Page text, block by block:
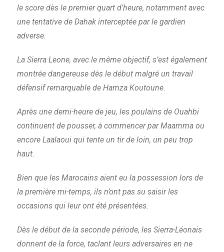
le score dès le premier quart d’heure, notamment avec
une tentative de Dahak interceptée par le gardien
adverse.
La Sierra Leone, avec le même objectif, s’est également
montrée dangereuse dès le début malgré un travail
défensif remarquable de Hamza Koutoune.
Après une demi-heure de jeu, les poulains de Ouahbi
continuent de pousser, à commencer par Maamma ou
encore Laalaoui qui tente un tir de loin, un peu trop
haut.
Bien que les Marocains aient eu la possession lors de
la première mi-temps, ils n’ont pas su saisir les
occasions qui leur ont été présentées.
Dès le début de la seconde période, les Sierra-Léonais
donnent de la force, taclant leurs adversaires en ne